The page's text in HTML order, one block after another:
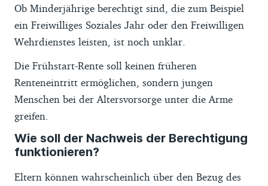
Ob Minderjährige berechtigt sind, die zum Beispiel
ein Freiwilliges Soziales Jahr oder den Freiwilligen
Wehrdienstes leisten, ist noch unklar.
Die Frühstart-Rente soll keinen früheren
Renteneintritt ermöglichen, sondern jungen
Menschen bei der Altersvorsorge unter die Arme
greifen.
Wie soll der Nachweis der Berechtigung
funktionieren?
Eltern können wahrscheinlich über den Bezug des